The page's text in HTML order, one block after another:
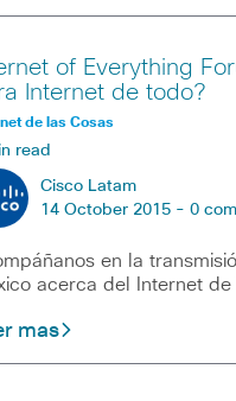
of Everything
Internet de todo?
de las Cosas
read
Cisco Latam
14 October 2015 - 0
en la
acerca del Internet
mas